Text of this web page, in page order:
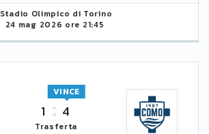
Stadio Olimpico di Torino
24 mag 2026 ore 21:45
1 4
VINCE
Trasferta